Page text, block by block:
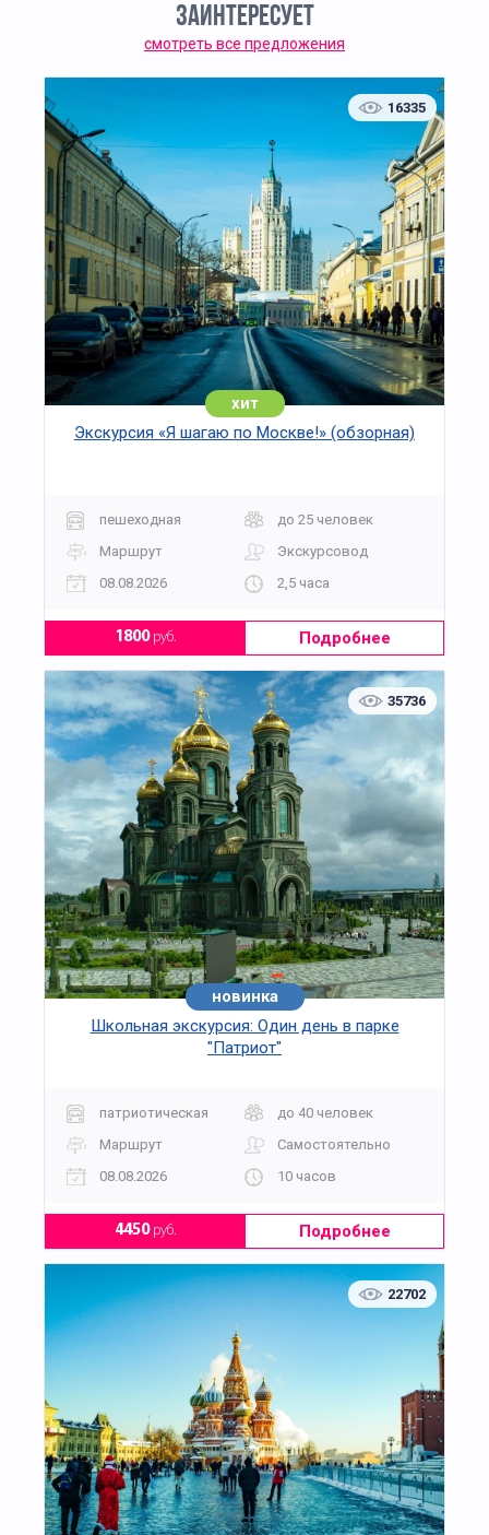
электротеатра: гости увидят фрагменты
фильмов разных лет, входивших в репертуар, и
узнают, как формировалась
кинематографическая среда того времени. В
музейном пространстве представлен
уникальный экспонат — фрагмент стены Белого
города, связанный с историей Москвы.
Экскурсия раскрывает связи театра
«Современник» с выдающимися деятелями
культуры, включая Сергея Эйзенштейна и
Максима Горького. Участники услышат истории
о становлении театра, его развитии и значимых
событиях, определивших его современный
облик.
Завершает программу посещение буфета театра
с чаепитием. Экскурсия проводится в
сопровождении профессионального гида,
рассчитана на организованные группы и
подходит для взрослых и школьников старшего
предварительной записи.
ЗАИНТЕРЕСУЕТ
смотреть все предложения
16335
хит
Экскурсия «Я шагаю по Москве!» (обзорная)
пешеходная
до 25 человек
Маршрут
Экскурсовод
08.08.2026
2,5 часа
1800руб. Подробнее
35736
хит
новинка
Школьная экскурсия: Один день в парке
"Патриот"
патриотическая
до 40 человек
Маршрут
Самостоятельно
08.08.2026
10 часов
4450руб. Подробнее
22702